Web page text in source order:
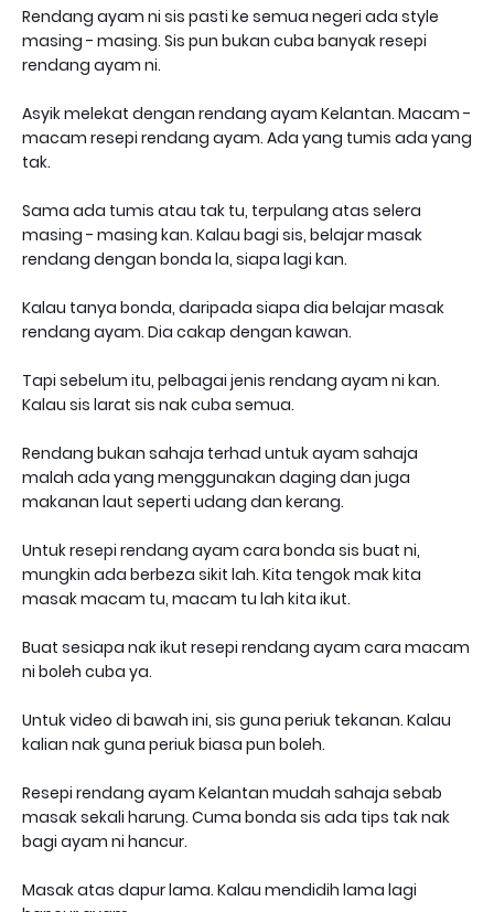
Rendang ayam ni sis pasti ke semua negeri ada style
masing - masing. Sis pun bukan cuba banyak resepi
rendang ayam ni.
Asyik melekat dengan rendang ayam Kelantan. Macam -
macam resepi rendang ayam. Ada yang tumis ada yang
tak.
Sama ada tumis atau tak tu, terpulang atas selera
masing - masing kan. Kalau bagi sis, belajar masak
rendang dengan bonda la, siapa lagi kan.
Kalau tanya bonda, daripada siapa dia belajar masak
rendang ayam. Dia cakap dengan kawan.
Tapi sebelum itu, pelbagai jenis rendang ayam ni kan.
Kalau sis larat sis nak cuba semua.
Rendang bukan sahaja terhad untuk ayam sahaja
malah ada yang menggunakan daging dan juga
makanan laut seperti udang dan kerang.
Untuk resepi rendang ayam cara bonda sis buat ni,
mungkin ada berbeza sikit lah. Kita tengok mak kita
masak macam tu, macam tu lah kita ikut.
Buat sesiapa nak ikut resepi rendang ayam cara macam
ni boleh cuba ya.
Untuk video di bawah ini, sis guna periuk tekanan. Kalau
kalian nak guna periuk biasa pun boleh.
Resepi rendang ayam Kelantan mudah sahaja sebab
masak sekali harung. Cuma bonda sis ada tips tak nak
bagi ayam ni hancur.
Masak atas dapur lama. Kalau mendidih lama lagi